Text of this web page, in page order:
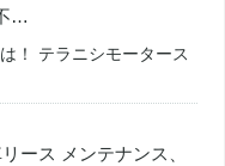
…
！ テラニシモータース
ース メンテナンス、